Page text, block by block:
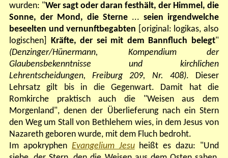
wurden: "Wer sagt oder daran festhält, der Himmel, die
Sonne, der Mond, die Sterne ... seien irgendwelche
beseelten und vernunftbegabten
[original: logikas, also
logischen]
Kräfte, der sei mit dem Bannfluch belegt"
(Denzinger/Hünermann, Kompendium der
Glaubensbekenntnisse und kirchlichen
Lehrentscheidungen, Freiburg 209, Nr. 408). Dieser
Lehrsatz gilt bis in die Gegenwart. Damit hat die
Romkirche praktisch auch die "Weisen aus dem
Morgenland", denen der Überlieferung nach ein Stern
den Weg um Stall von Bethlehem wies, in dem Jesus von
Nazareth geboren wurde, mit dem Fluch bedroht.
Im apokryphen Evangelium Jesuheißt es dazu: "Und